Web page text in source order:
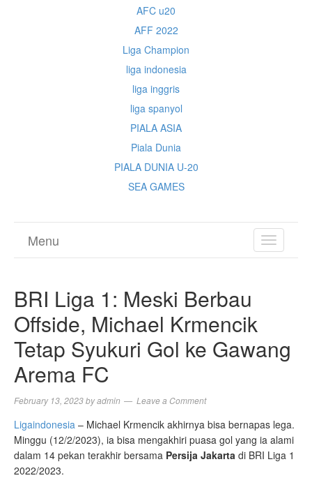
AFC u20
AFF 2022
Liga Champion
liga indonesia
liga inggris
liga spanyol
PIALA ASIA
Piala Dunia
PIALA DUNIA U-20
SEA GAMES
TOGGLE
Menu
BRI Liga 1: Meski Berbau
Offside, Michael Krmencik
Tetap Syukuri Gol ke Gawang
Arema FC
February 13, 2023byadmin Leave a Comment
Ligaindonesia – Michael Krmencik akhirnya bisa bernapas lega.
Minggu (12/2/2023), ia bisa mengakhiri puasa gol yang ia alami
dalam 14 pekan terakhir bersama Persija Jakarta di BRI Liga 1
2022/2023.